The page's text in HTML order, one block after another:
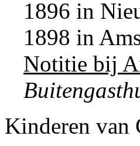
1896 in
1898 in
Notitie bij
Kinderen van